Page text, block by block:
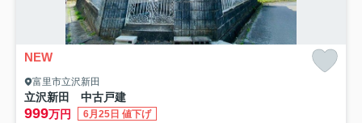
NEW
富里市立沢新田
立沢新田 中古戸建
999万円 6月25日 値下げ